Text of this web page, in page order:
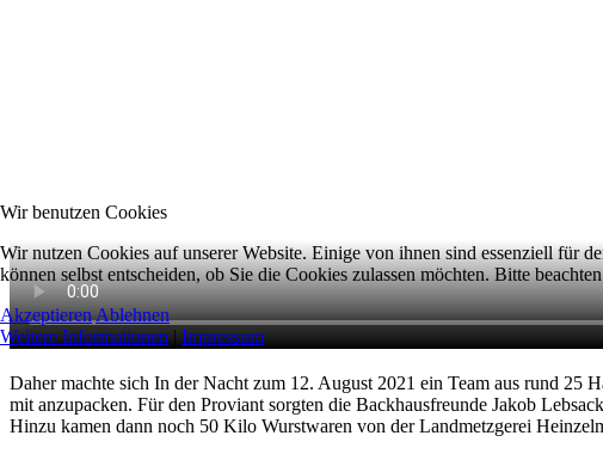
Daher machte sich In der Nacht zum 12. August 2021 ein Team aus rund 25
mit anzupacken. Für den Proviant sorgten die Backhausfreunde Jakob
Hinzu kamen dann noch 50 Kilo Wurstwaren von der Landmetzgerei
Wir benutzen Cookies
Wir nutzen Cookies auf unserer Website. Einige von ihnen sind essenziell für
können selbst entscheiden, ob Sie die Cookies zulassen möchten. Bitte
AkzeptierenAblehnen
Weitere Informationen | Impressum